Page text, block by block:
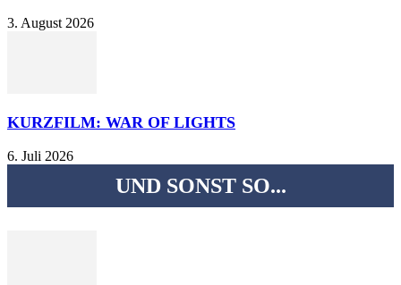
3. August 2026
KURZFILM: WAR OF LIGHTS
6. Juli 2026
UND SONST SO...